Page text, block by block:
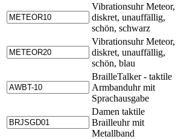
Vibrationsuhr Meteor,
diskret, unauffällig,
schön, schwarz
Vibrationsuhr Meteor,
diskret, unauffällig,
schön, blau
BrailleTalker - taktile
Armbanduhr mit
Sprachausgabe
Damen taktile
Brailleuhr mit
Metallband